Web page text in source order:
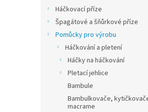
Háčkovací příze
Špagátové a šňůrkové příze
Pomůcky pro výrobu
Háčkování a pletení
Háčky na háčkování
Pletací jehlice
Bambule
Bambulkovače,
macrame